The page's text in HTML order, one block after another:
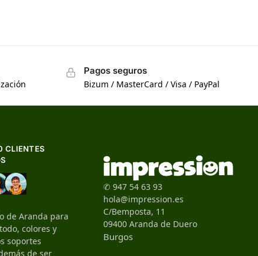
Pagos seguros
Bizum / MasterCard / Visa / PayPal
CLIENTES
de Aranda para
colores y
soportes
de ser
✆ 947 54 63 93
hola@impression.es
C/Bemposta, 11
09400 Aranda de Duero
Burgos